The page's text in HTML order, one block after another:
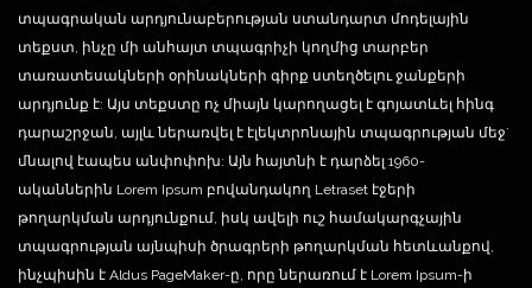
տպագրական արդյունաբերության ստանդարտ մոդելային
տեքստ, ինչը մի անհայտ տպագրիչի կողմից տարբեր
տառատեսակների օրինակների գիրք ստեղծելու ջանքերի
արդյունք է: Այս տեքստը ոչ միայն կարողացել է գոյատևել հինգ
դարաշրջան, այլև ներառվել է էլեկտրոնային տպագրության մեջ`
մնալով էապես անփոփոխ: Այն հայտնի է դարձել 1960-
ականներին Lorem Ipsum բովանդակող Letraset էջերի
թողարկման արդյունքում, իսկ ավելի ուշ համակարգչային
տպագրության այնպիսի ծրագրերի թողարկման հետևանքով,
ինչպիսին է Aldus PageMaker-ը, որը ներառում է Lorem Ipsum-ի